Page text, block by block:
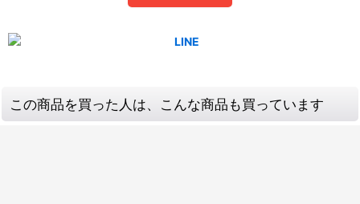
この商品を買った人は、こんな商品も買っています